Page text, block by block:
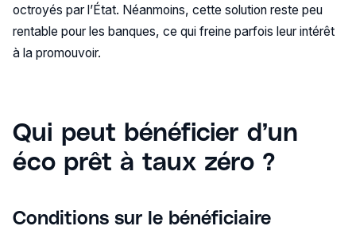
octroyés par l’État. Néanmoins, cette solution reste peu
rentable pour les banques, ce qui freine parfois leur intérêt
à la promouvoir.
Qui peut bénéficier d’un
éco prêt à taux zéro ?
Conditions sur le bénéficiaire